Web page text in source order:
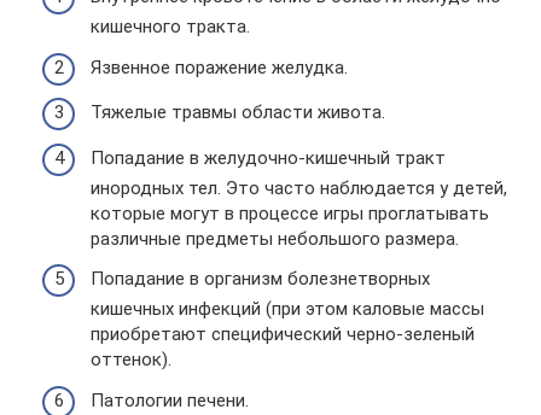
кишечного тракта.
Язвенное поражение желудка.
Тяжелые травмы области живота.
Попадание в желудочно-кишечный тракт
инородных тел. Это часто наблюдается у детей,
которые могут в процессе игры проглатывать
различные предметы небольшого размера.
Попадание в организм болезнетворных
кишечных инфекций (при этом каловые массы
приобретают специфический черно-зеленый
оттенок).
Патологии печени.